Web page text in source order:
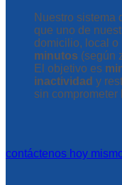
Nuestro sistema
que uno de
domicilio, local o
minutos (según
El objetivo es
inactividad y
sin
contáctenos hoy